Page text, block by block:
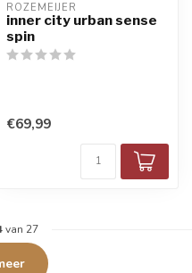
ROZEMEIJER
inner city urban sense
spin
€69,99
van 27